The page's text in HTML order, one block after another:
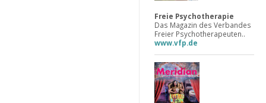
Freie Psychotherapie
Das Magazin des Verbandes
Freier Psychotherapeuten..
www.vfp.de